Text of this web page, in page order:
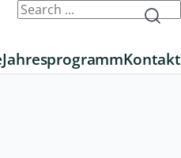
JahresprogrammKontakt